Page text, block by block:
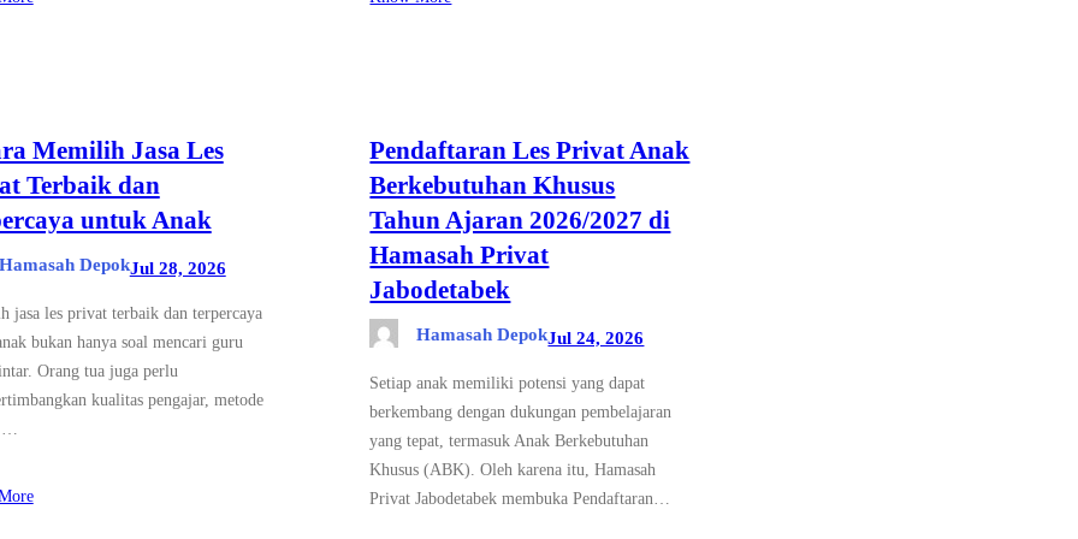
Memilih Jasa Les
Terbaik dan
untuk Anak
DepokJul 28, 2026
jasa les privat terbaik dan terpercaya
bukan hanya soal mencari guru
Orang tua juga perlu
kualitas pengajar, metode
Pendaftaran Les Privat Anak
Berkebutuhan Khusus
Tahun Ajaran 2026/2027 di
Hamasah Privat
Jabodetabek
Hamasah DepokJul 24, 2026
Setiap anak memiliki potensi yang dapat
berkembang dengan dukungan pembelajaran
yang tepat, termasuk Anak Berkebutuhan
Khusus (ABK). Oleh karena itu, Hamasah
Privat Jabodetabek membuka Pendaftaran…